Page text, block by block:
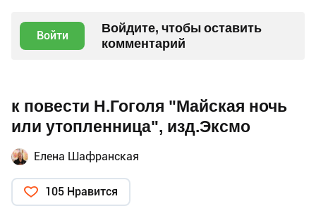
Войти
Войдите, чтобы оставить
комментарий
к повести Н.Гоголя "Майская ночь
или утопленница", изд.Эксмо
Елена Шафранская
105 Нравится